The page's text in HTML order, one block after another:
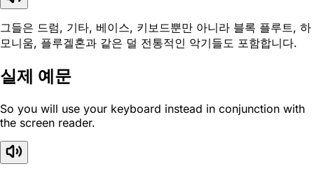
그들은 드럼, 기타, 베이스, 키보드뿐만 아니라 블록 플루트, 하
모니움, 플루겔혼과 같은 덜 전통적인 악기들도 포함합니다.
실제 예문
So you will use your keyboard instead in conjunction with
the screen reader.